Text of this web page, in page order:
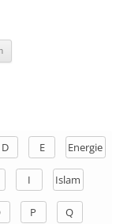
D E Energie
I Islam
P Q